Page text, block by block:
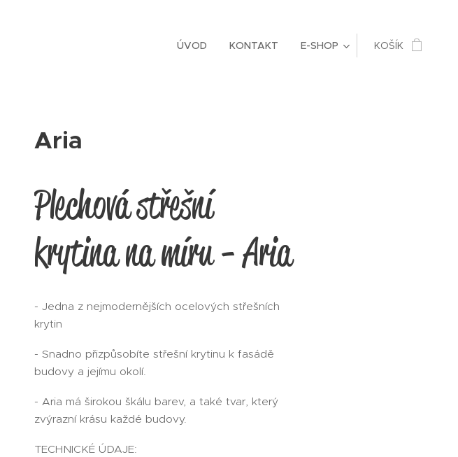
ÚVOD KONTAKT E-SHOP KOŠÍK
Aria
Plechová střešní
krytina na míru - Aria
- Jedna z nejmodernějších ocelových střešních
krytin
- Snadno přizpůsobíte střešní krytinu k fasádě
budovy a jejímu okolí.
- Aria má širokou škálu barev, a také tvar, který
zvýrazní krásu každé budovy.
TECHNICKÉ ÚDAJE: